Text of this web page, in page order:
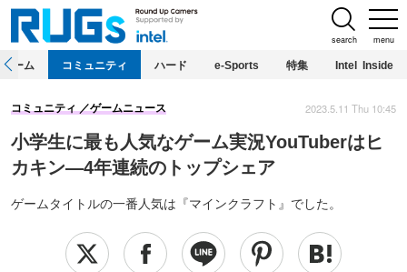
menu
search
ホーム コミュニティ ハード e-Sports 特集 Intel Inside
小学生に最も人気なゲーム実況YouTuberはヒ
カキン―4年連続のトップシェア
ゲームタイトルの一番人気は『マインクラフト』でした。
コミュニティ ゲームニュース 2023.5.11 Thu 10:45